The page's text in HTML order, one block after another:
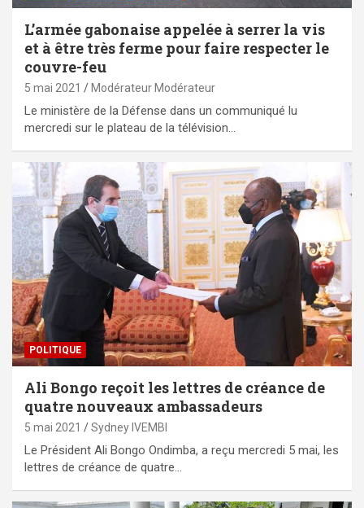
L’armée gabonaise appelée à serrer la vis
et à être très ferme pour faire respecter le
couvre-feu
5 mai 2021 Modérateur Modérateur
Le ministère de la Défense dans un communiqué lu
mercredi sur le plateau de la télévision…
POLITIQUE
Ali Bongo reçoit les lettres de créance de
quatre nouveaux ambassadeurs
5 mai 2021 Sydney IVEMBI
Le Président Ali Bongo Ondimba, a reçu mercredi 5 mai, les
lettres de créance de quatre…